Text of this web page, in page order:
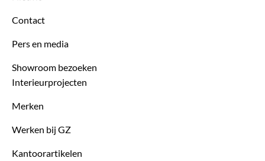
Contact
Pers en media
Showroom bezoeken
Interieurprojecten
Merken
Werken bij GZ
Kantoorartikelen